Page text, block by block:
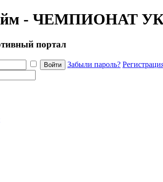
- ЧЕМПИОНАТ
портал
Забыли пароль?